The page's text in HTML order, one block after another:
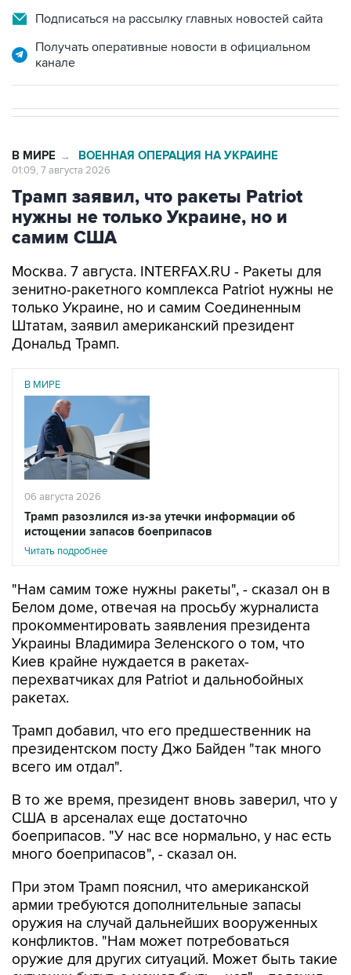
Подписаться на рассылку главных новостей сайта
Получать оперативные новости в официальном
канале
В МИРЕ → ВОЕННАЯ ОПЕРАЦИЯ НА УКРАИНЕ
01:09, 7 августа 2026
Трамп заявил, что ракеты Patriot
нужны не только Украине, но и
самим США
Москва. 7 августа. INTERFAX.RU - Ракеты для
зенитно-ракетного комплекса Patriot нужны не
только Украине, но и самим Соединенным
Штатам, заявил американский президент
Дональд Трамп.
В МИРЕ
06 августа 2026
Трамп разозлился из-за утечки информации об
истощении запасов боеприпасов
Читать подробнее
"Нам самим тоже нужны ракеты", - сказал он в
Белом доме, отвечая на просьбу журналиста
прокомментировать заявления президента
Украины Владимира Зеленского о том, что
Киев крайне нуждается в ракетах-
перехватчиках для Patriot и дальнобойных
ракетах.
Трамп добавил, что его предшественник на
президентском посту Джо Байден "так много
всего им отдал".
В то же время, президент вновь заверил, что у
США в арсеналах еще достаточно
боеприпасов. "У нас все нормально, у нас есть
много боеприпасов", - сказал он.
При этом Трамп пояснил, что американской
армии требуются дополнительные запасы
оружия на случай дальнейших вооруженных
конфликтов. "Нам может потребоваться
оружие для других ситуаций. Может быть такие